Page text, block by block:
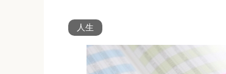
人生